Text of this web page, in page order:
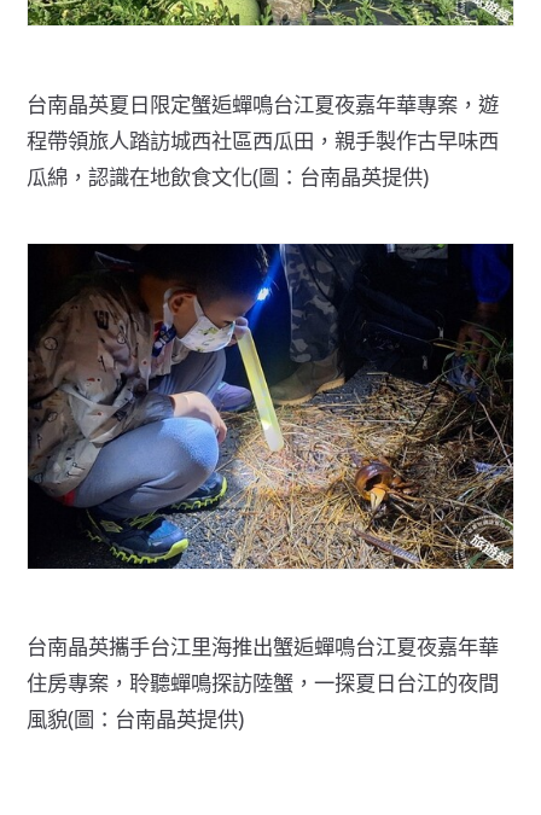
台南晶英夏日限定蟹逅蟬鳴台江夏夜嘉年華專案，遊
程帶領旅人踏訪城西社區西瓜田，親手製作古早味西
瓜綿，認識在地飲食文化(圖：台南晶英提供)
台南晶英攜手台江里海推出蟹逅蟬鳴台江夏夜嘉年華
住房專案，聆聽蟬鳴探訪陸蟹，一探夏日台江的夜間
風貌(圖：台南晶英提供)